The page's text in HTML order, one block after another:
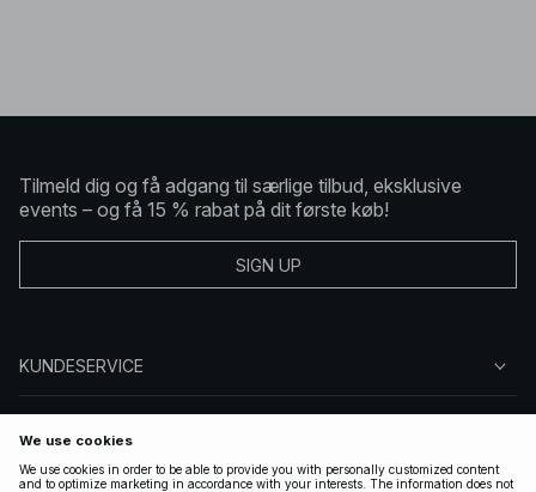
Tilmeld dig og få adgang til særlige tilbud, eksklusive
events – og få 15 % rabat på dit første køb!
SIGN UP
KUNDESERVICE
FØLG OS